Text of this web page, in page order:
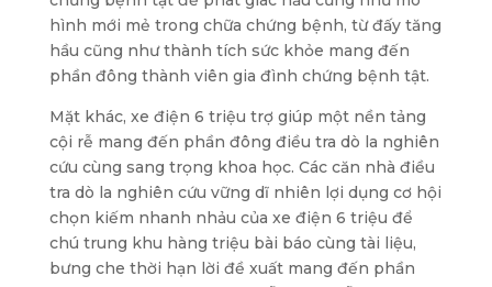
hình mới mẻ trong chữa chứng bệnh, từ đấy tăng
hầu cũng như thành tích sức khỏe mang đến
phần đông thành viên gia đình chứng bệnh tật.
Mặt khác, xe điện 6 triệu trợ giúp một nền tảng
cội rễ mang đến phần đông điều tra dò la nghiên
cứu cùng sang trọng khoa học. Các căn nhà điều
tra dò la nghiên cứu vững dĩ nhiên lợi dụng cơ hội
chọn kiếm nhanh nhảu của xe điện 6 triệu để
chú trung khu hàng triệu bài báo cùng tài liệu,
bưng che thời hạn lời đề xuất mang đến phần